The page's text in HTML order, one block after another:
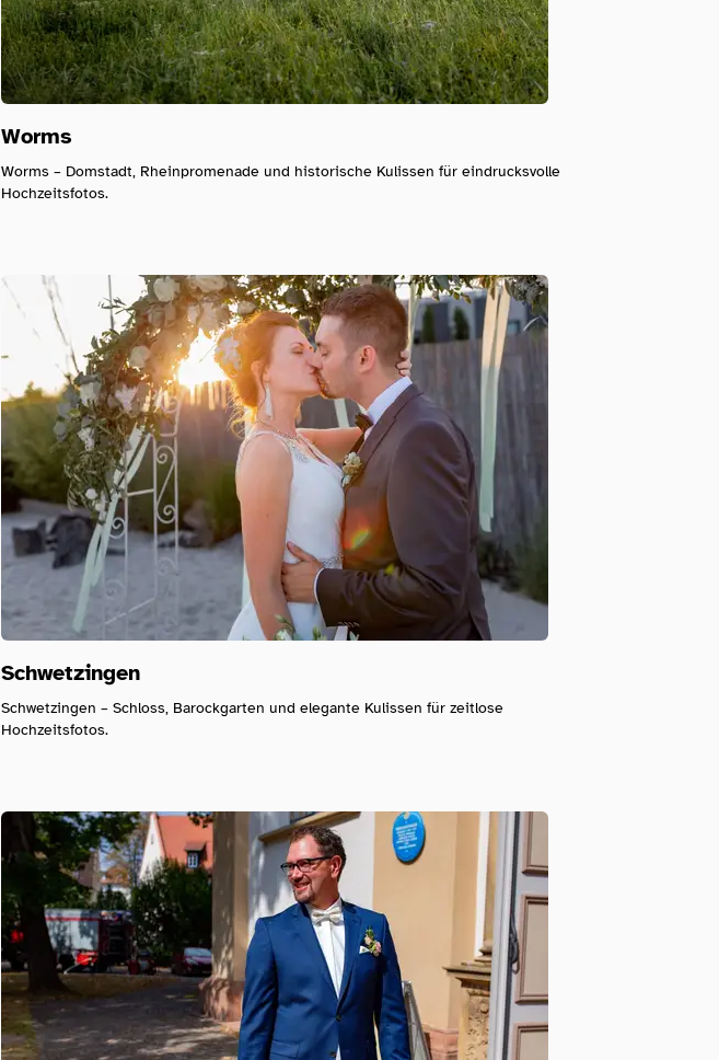
Worms
Worms – Domstadt, Rheinpromenade und historische Kulissen für eindrucksvolle
Hochzeitsfotos.
Schwetzingen
Schwetzingen – Schloss, Barockgarten und elegante Kulissen für zeitlose
Hochzeitsfotos.